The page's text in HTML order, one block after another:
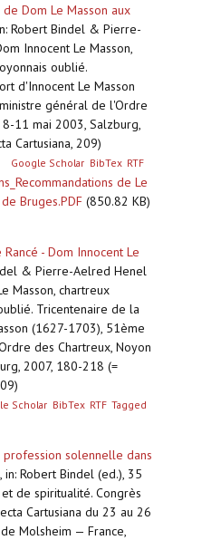
Dom Le Masson aux
Robert Bindel & Pierre-
Innocent Le Masson,
oublié.
d'Innocent Le Masson
général de l'Ordre
11 mai 2003, Salzburg,
Cartusiana, 209)
Google Scholar BibTex RTF
de Le
Bruges.PDF (850.82 KB)
- Dom Innocent Le
& Pierre-Aelred Henel
Masson, chartreux
Tricentenaire de la
(1627-1703), 51ème
des Chartreux, Noyon
2007, 180-218 (=
Scholar BibTex RTF Tagged
solennelle dans
, in: Robert Bindel (ed.), 35
de spiritualité. Congrès
Cartusiana du 23 au 26
Molsheim — France,